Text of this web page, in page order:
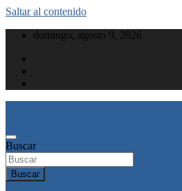
Saltar al contenido
domingo, agosto 9, 2026
Buscar
Buscar